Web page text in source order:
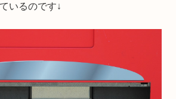
いるのです↓